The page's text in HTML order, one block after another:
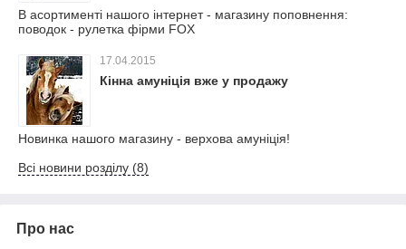
В асортименті нашого інтернет - магазину поповнення:
поводок - рулетка фірми FOX
17.04.2015
Кінна амуніція вже у продажу
Новинка нашого магазину - верхова амуніція!
Всі новини розділу (8)
Про нас